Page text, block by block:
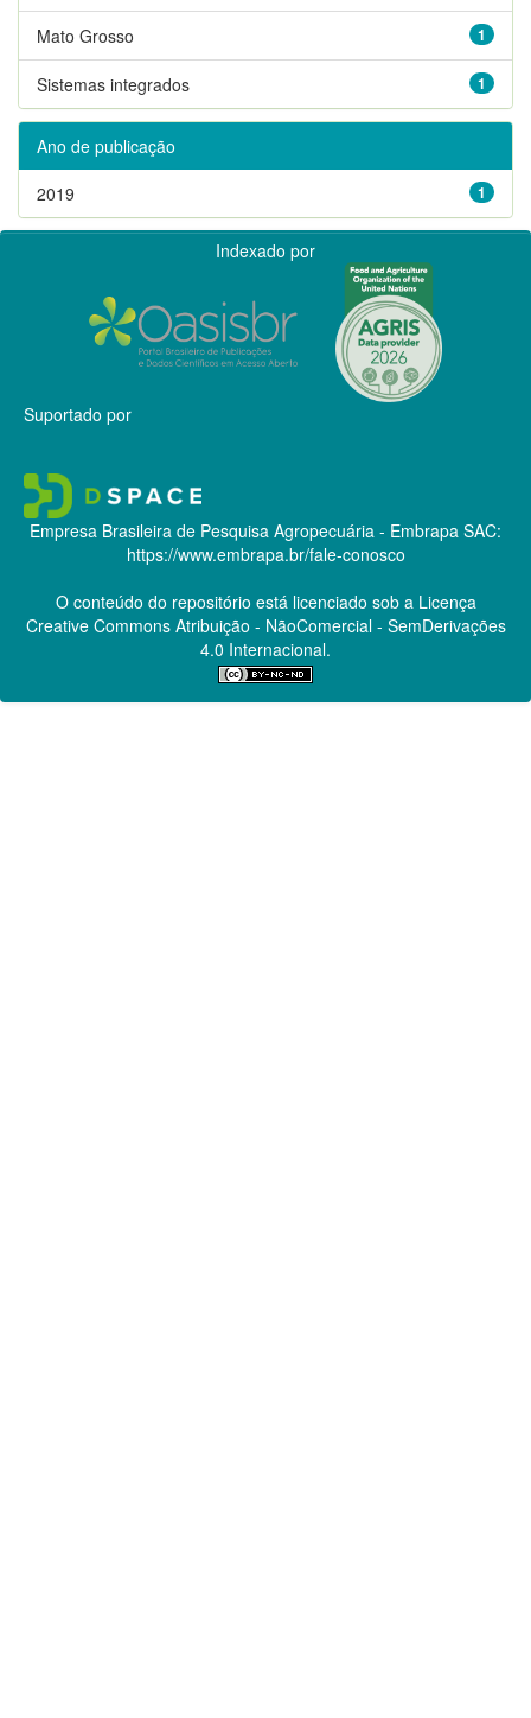
1
Mato Grosso
1
Sistemas integrados
Ano de publicação
1
2019
Indexado por
Suportado por
Empresa Brasileira de Pesquisa Agropecuária - Embrapa SAC:
https://www.embrapa.br/fale-conosco
O conteúdo do repositório está licenciado sob a Licença
Creative CommonsAtribuição - NãoComercial - SemDerivações
4.0 Internacional.